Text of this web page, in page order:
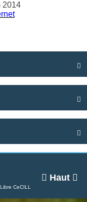
2014



 Haut 
CeCILL